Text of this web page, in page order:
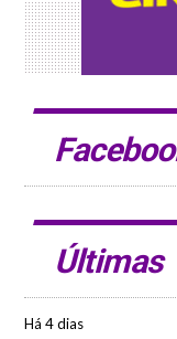
Últimas
Há 4 dias